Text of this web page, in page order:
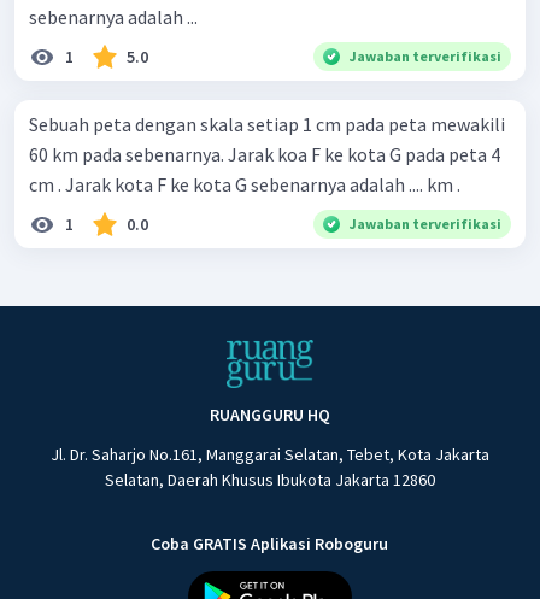
sebenarnya adalah ...
1 5.0 Jawaban terverifikasi
Sebuah peta dengan skala setiap 1 cm pada peta mewakili
60 km pada sebenarnya. Jarak koa F ke kota G pada peta 4
cm . Jarak kota F ke kota G sebenarnya adalah .... km .
1 0.0 Jawaban terverifikasi
RUANGGURU HQ
Jl. Dr. Saharjo No.161, Manggarai Selatan, Tebet, Kota Jakarta
Selatan, Daerah Khusus Ibukota Jakarta 12860
Coba GRATIS Aplikasi Roboguru